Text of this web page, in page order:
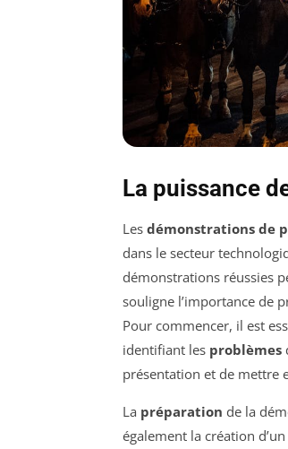
La puissance
Les démonstrations de
dans le secteur
démonstrations réussies
souligne l’importance de
Pour commencer, il est
identifiant les problèmes
présentation et de mettre
La préparation de la
également la création